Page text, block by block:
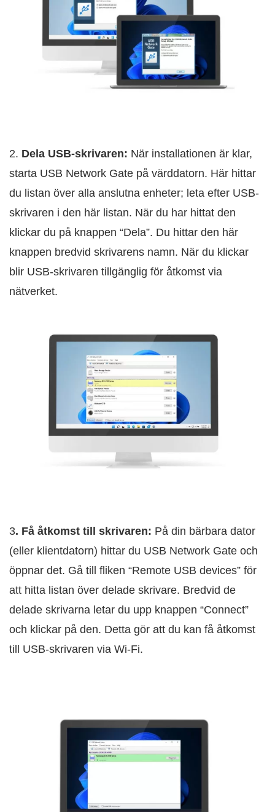
2. Dela USB-skrivaren: När installationen är klar,
starta USB Network Gate på värddatorn. Här hittar
du listan över alla anslutna enheter; leta efter USB-
skrivaren i den här listan. När du har hittat den
klickar du på knappen “Dela”. Du hittar den här
knappen bredvid skrivarens namn. När du klickar
blir USB-skrivaren tillgänglig för åtkomst via
nätverket.
3. Få åtkomst till skrivaren: På din bärbara dator
(eller klientdatorn) hittar du USB Network Gate och
öppnar det. Gå till fliken “Remote USB devices” för
att hitta listan över delade skrivare. Bredvid de
delade skrivarna letar du upp knappen “Connect”
och klickar på den. Detta gör att du kan få åtkomst
till USB-skrivaren via Wi‑Fi.